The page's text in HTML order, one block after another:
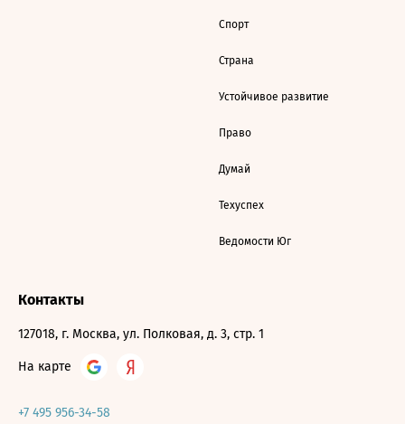
Спорт
Страна
Устойчивое развитие
Право
Думай
Техуспех
Ведомости Юг
Контакты
127018, г. Москва, ул. Полковая, д. 3, стр. 1
На карте
+7 495 956-34-58